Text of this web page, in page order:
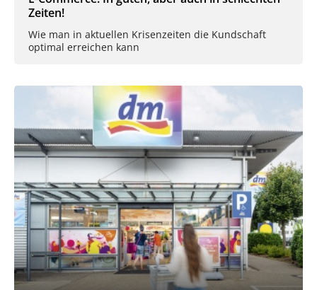
Zeiten!
Wie man in aktuellen Krisenzeiten die Kundschaft
optimal erreichen kann